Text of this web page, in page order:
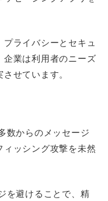
ライバシーとセキュ
企業は利用者のニーズ
せています。
数からのメッセージ
ッシング攻撃を未然
を避けることで、精